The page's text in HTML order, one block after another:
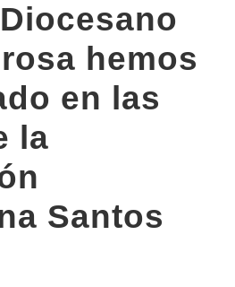
hemos
en las
la
Santos